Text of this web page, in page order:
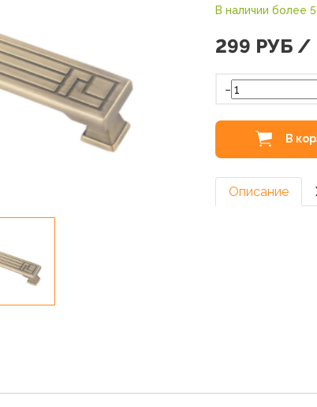
В наличии более
299 РУБ
-
В
Описание